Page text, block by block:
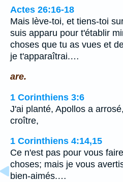
Actes 26:16-18
Mais lève-toi, et tiens-toi
suis apparu pour t'établir
choses que tu as vues et
je t'apparaîtrai.…
are.
1 Corinthiens 3:6
J'ai planté, Apollos a
croître,
1 Corinthiens 4:14,15
Ce n'est pas pour vous
choses; mais je vous
bien-aimés.…